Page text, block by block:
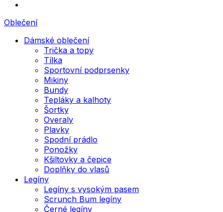
Oblečení
Dámské oblečení
Trička a topy
Tílka
Sportovní podprsenky
Mikiny
Bundy
Tepláky a kalhoty
Šortky
Overaly
Plavky
Spodní prádlo
Ponožky
Kšiltovky a čepice
Doplňky do vlasů
Legíny
Legíny s vysokým pasem
Scrunch Bum legíny
Černé legíny